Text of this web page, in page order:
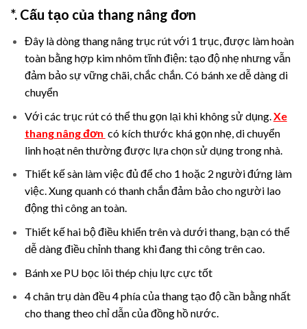
*. Cấu tạo của thang nâng đơn
Đây là dòng thang nâng trục rút với 1 trục, được làm hoàn
toàn bằng hợp kim nhôm tĩnh điện: tạo độ nhẹ nhưng vẫn
đảm bảo sự vững chãi, chắc chắn. Có bánh xe dễ dàng di
chuyển
Với các trục rút có thể thu gọn lại khi không sử dụng. Xe
thang nâng đơn có kích thước khá gọn nhẹ, di chuyển
linh hoạt nên thường được lựa chọn sử dụng trong nhà.
Thiết kế sàn làm việc đủ để cho 1 hoặc 2 người đứng làm
việc. Xung quanh có thanh chắn đảm bảo cho người lao
động thi công an toàn.
Thiết kế hai bộ điều khiển trên và dưới thang, bạn có thể
dễ dàng điều chỉnh thang khi đang thi công trên cao.
Bánh xe PU bọc lõi thép chịu lực cực tốt
4 chân trụ dàn đều 4 phía của thang tạo độ cần bằng nhất
cho thang theo chỉ dẫn của đồng hồ nước.